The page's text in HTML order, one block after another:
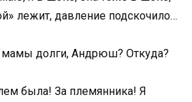
лежит, давление подскочило…
долги, Андрюш? Откуда?
была! За племянника! Я